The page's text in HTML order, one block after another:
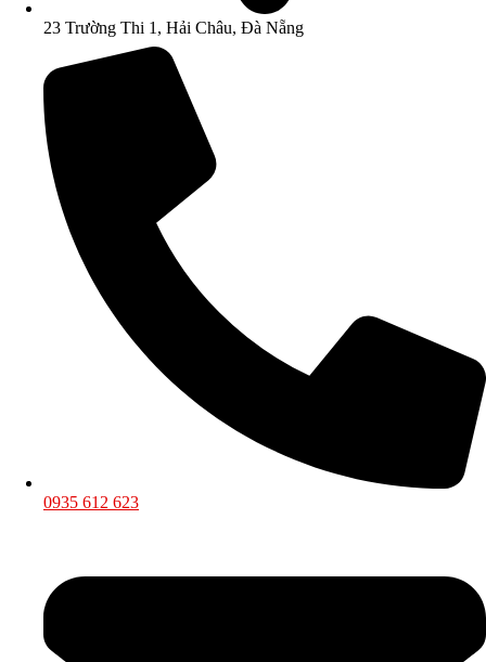
23 Trường Thi 1, Hải Châu, Đà Nẵng
0935 612 623